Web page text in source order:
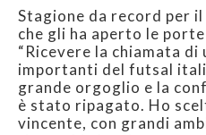
Stagione da record per
che gli ha aperto le
“Ricevere la chiamata di
importanti del futsal
grande orgoglio e la
è stato ripagato. Ho
vincente, con grandi